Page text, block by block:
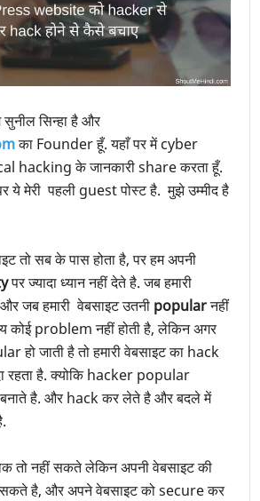
सुनील सिन्हा है और
का Founder हूँ. यहाँ पर में cyber
hacking के जानकारी share करता हूँ.
ये मेरी पहली guest पोस्ट है. मुझे उम्मीद है
तो सब के पास होता है, पर हम अपनी
पर ज्यादा ध्यान नहीं देते है. जब हमारी
जब हमारी वेबसाइट उतनी popularनहीं
कोई problem नहीं होती है, लेकिन अगर
हो जाती है तो हमारी वेबसाइट का hack
रहता है. क्योकि hacker popular
है. और hack कर लेते है और बदले में
तो नहीं सकते लेकिन अपनी वेबसाइट की
है, और अपने वेबसाइट को secure कर